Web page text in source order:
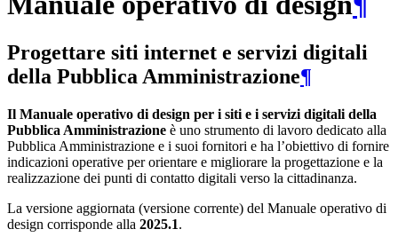
Progettare siti internet e servizi digitali
della Pubblica Amministrazione¶
Il Manuale operativo di design per i siti e i servizi digitali della
Pubblica Amministrazione è uno strumento di lavoro dedicato alla
Pubblica Amministrazione e i suoi fornitori e ha l’obiettivo di fornire
indicazioni operative per orientare e migliorare la progettazione e la
realizzazione dei punti di contatto digitali verso la cittadinanza.
La versione aggiornata (versione corrente) del Manuale operativo di
design corrisponde alla 2025.1.